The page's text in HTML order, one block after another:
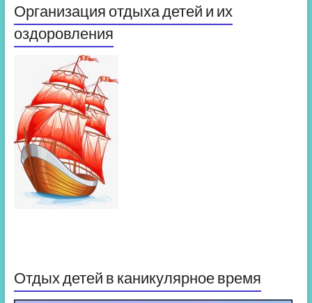
Организация отдыха детей и их
оздоровления
Отдых детей в каникулярное время